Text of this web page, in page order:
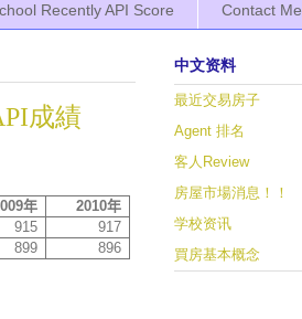
Recently API Score Contact Me
成績
年 2010年
915
917
899 896
中文资料
最近交易房子
Agent 排名
客人Review
房屋市場消息！！
学校资讯
買房基本概念